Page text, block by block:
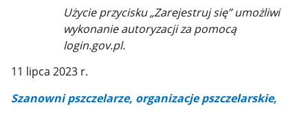
Użycie przycisku „Zarejestruj się” umożliwi
wykonanie autoryzacji za pomocą
login.gov.pl.
11 lipca 2023 r.
Szanowni pszczelarze, organizacje pszczelarskie,